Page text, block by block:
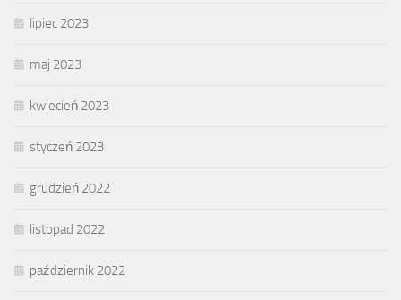
lipiec 2023
maj 2023
kwiecień 2023
styczeń 2023
grudzień 2022
listopad 2022
październik 2022